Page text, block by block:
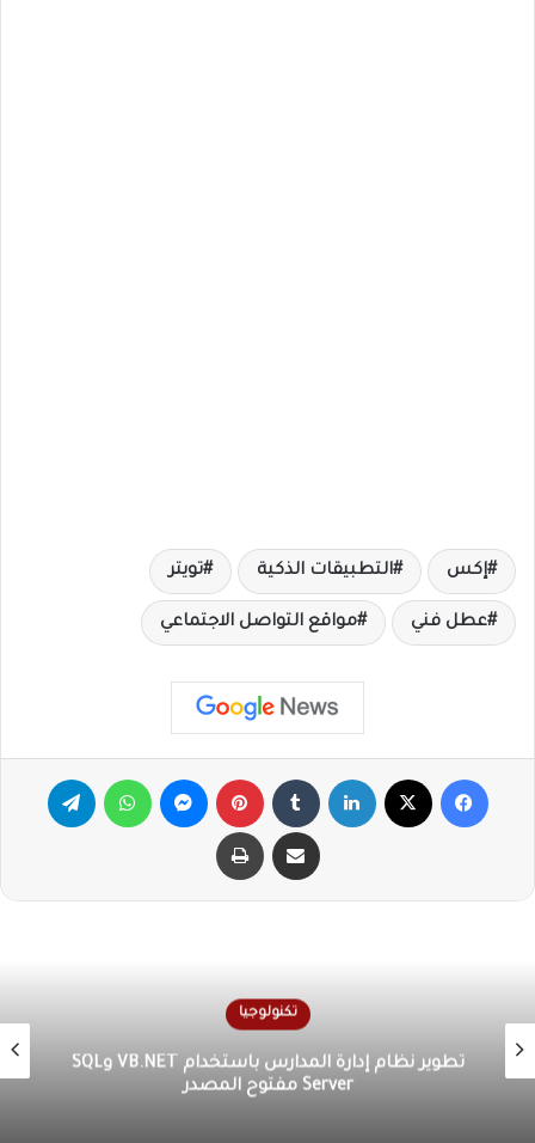
إكس التطبيقات الذكية تويتر
عطل فني مواقع التواصل الاجتماعي
تكنولوجيا
إنشاء برنامج VB.NET لإرسال الرسائل إلى WhatsApp
باستخدام جدول Excel